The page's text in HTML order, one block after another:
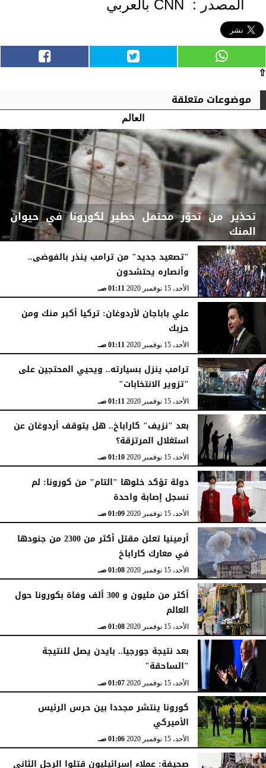
المصدر : CNN بالعربي
⇧
موضوعات متعلقة
العالم
تحذير من تحوّر محتمل خطير لكورونا في حيوان
المنك
الأحد، 15 نوفمبر 2020 01:13 صـ
"تصعيد جديد" من ترامب ينذر بالفوضى..
وأنصاره يحتشدون
الأحد، 15 نوفمبر 2020 01:11 صـ
علي باباجان لأردوغان: تركيا أكبر منك ومن
حزبك
الأحد، 15 نوفمبر 2020 01:11 صـ
ترامب ينزل بسيارته.. ويحيي المحتجين على
"تزوير الانتخابات"
الأحد، 15 نوفمبر 2020 01:11 صـ
بعد "نزيف" كاراباخ.. هل يتوقف أردوغان عن
استغلال المرتزقة؟
الأحد، 15 نوفمبر 2020 01:10 صـ
دولة تؤكد خلوها "التام" من كورونا: لم
نسجل إصابة واحدة
الأحد، 15 نوفمبر 2020 01:09 صـ
أرمينيا تعلن مقتل أكثر من 2300 من جنودها
في معارك كاراباخ
الأحد، 15 نوفمبر 2020 01:08 صـ
أكثر من مليون و 300 ألف وفاة بكورونا حول
العالم
الأحد، 15 نوفمبر 2020 01:08 صـ
بعد نتيجة جورجيا.. بايدن يصل للنتيجة
"الساحقة"
الأحد، 15 نوفمبر 2020 01:07 صـ
كورونا ينتشر مجددا بين حرس الرئيس
الأميركي
الأحد، 15 نوفمبر 2020 01:06 صـ
صحيفة: عملاء إسرائيليون قتلوا الرجل الثاني